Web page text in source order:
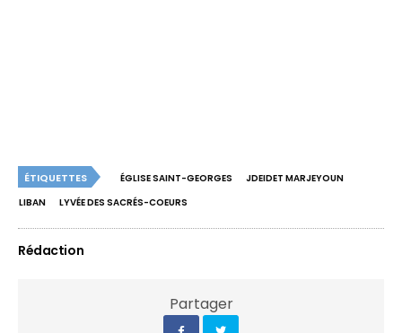
ÉTIQUETTES ÉGLISE SAINT-GEORGES
JDEIDET MARJEYOUN
LIBAN
LYVÉE DES SACRÉS-COEURS
Rédaction
Partager